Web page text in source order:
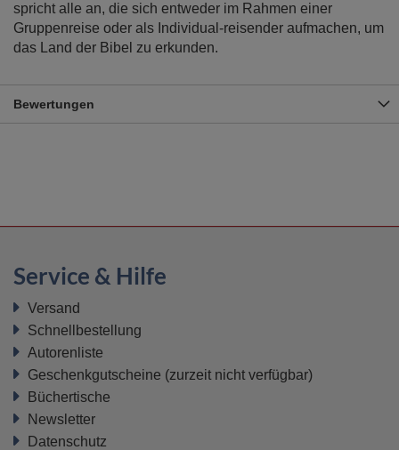
spricht alle an, die sich entweder im Rahmen einer
Gruppenreise oder als Individual-reisender aufmachen, um
das Land der Bibel zu erkunden.
Bewertungen
Service & Hilfe
Versand
Schnellbestellung
Autorenliste
Geschenkgutscheine (zurzeit nicht verfügbar)
Büchertische
Newsletter
Datenschutz